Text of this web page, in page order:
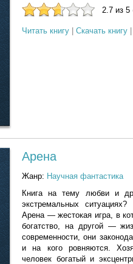
2.7 из 5
Читать книгу Скачать книгу
Арена
Жанр: Научная фантастика
Книга на тему любви и
экстремальных
Арена — жестокая игра, в
богатство, на другой —
современности, они
и на кого ровняются.
человек богатый и